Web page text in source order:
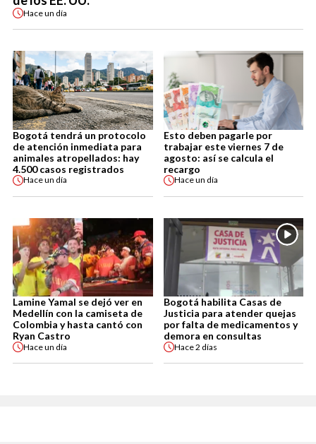
Haceun día
Bogotá tendrá un protocolo
de atención inmediata para
animales atropellados: hay
4.500 casos registrados
Haceun día
Esto deben pagarle por
trabajar este viernes 7 de
agosto: así se calcula el
recargo
Haceun día
Lamine Yamal se dejó ver en
Medellín con la camiseta de
Colombia y hasta cantó con
Ryan Castro
Haceun día
Bogotá habilita Casas de
Justicia para atender quejas
por falta de medicamentos y
demora en consultas
Hace2 días